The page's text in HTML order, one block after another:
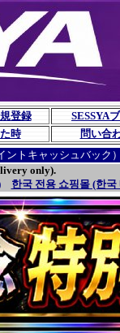
登録
SESSYA
時
問い合
トキャッシュバック）
only).
한국 전용 쇼핑몰 (한국